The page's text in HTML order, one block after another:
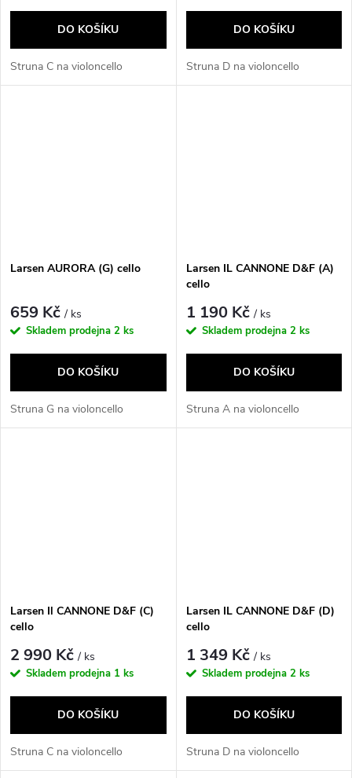
DO KOŠÍKU
Struna C na violoncello
DO KOŠÍKU
Struna D na violoncello
Larsen AURORA (G) cello
659 Kč/ ks
Skladem prodejna 2 ks
DO KOŠÍKU
Struna G na violoncello
Larsen IL CANNONE D&F (A)
cello
1 190 Kč/ ks
Skladem prodejna 2 ks
DO KOŠÍKU
Struna A na violoncello
Larsen Il CANNONE D&F (C)
cello
2 990 Kč/ ks
Skladem prodejna 1 ks
DO KOŠÍKU
Struna C na violoncello
Larsen IL CANNONE D&F (D)
cello
1 349 Kč/ ks
Skladem prodejna 2 ks
DO KOŠÍKU
Struna D na violoncello